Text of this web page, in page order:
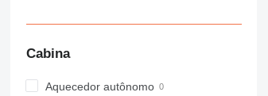
Cabina
Aquecedor autônomo